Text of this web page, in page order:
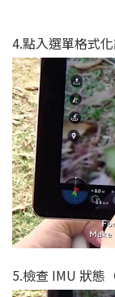
4.點入選單格式
5.檢查 IMU 狀態